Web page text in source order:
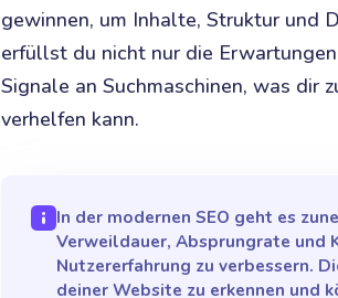
gewinnen, um Inhalte, Struktur und
erfüllst du nicht nur die
Signale an Suchmaschinen, was dir
verhelfen kann.
In der modernen SEO geht es
Verweildauer, Absprungrate und
Nutzererfahrung zu verbessern.
deiner Website zu erkennen und